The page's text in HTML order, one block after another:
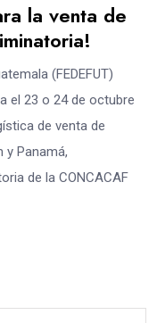
la venta de
(FEDEFUT)
el 23 o 24 de octubre
de venta de
y Panamá,
de la CONCACAF